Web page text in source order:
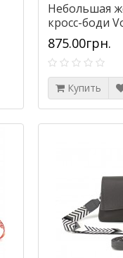
Небольшая
кросс-боди
875.00грн.
Купить